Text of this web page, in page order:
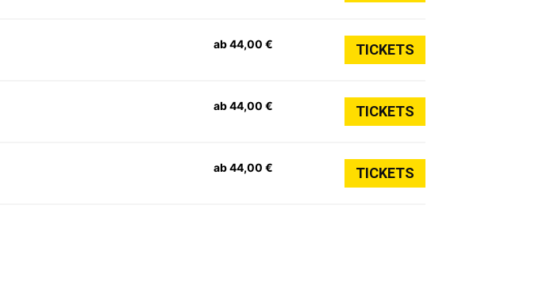
ab 44,00 € TICKETS
ab 44,00 € TICKETS
ab 44,00 € TICKETS